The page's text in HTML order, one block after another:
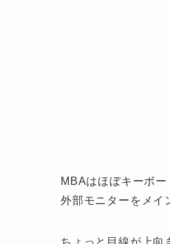
MBAはほぼキーボ
外部モニターをメイ
ちょっと目線が上向